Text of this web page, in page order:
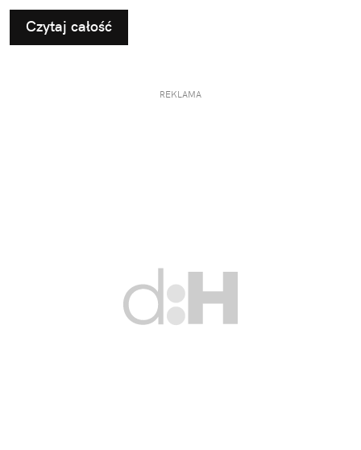
podejścia. Kluczem do sukcesu jest nie tylko
odpowiedni plan treningowy, ale także właściwe
odżywienie organizmu.
Czytaj całość
REKLAMA